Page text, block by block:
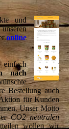
und
online
nach
Bestellung auch
für Kunden
Unser Motto
CO2 neutralen
wollen wir